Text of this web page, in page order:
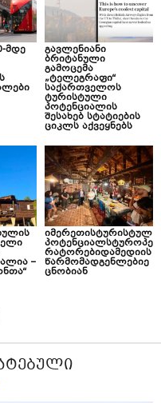
მდე გავლენიანი
ბრიტანული
გამოცემა
„ტელეგრაფი“
საქართველოს
ტურისტული
პოტენციალის
შესახებ სტატიების
ციკლს აქვეყნებს
–
იმერეთისტურისტულ
პოტენციალსტუროპე
რატორებიდამედიის
წარმომადგენლებიე
ცნობიან